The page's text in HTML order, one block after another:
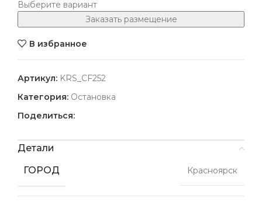
Выберите вариант
Заказать размещение
В избранное
Артикул: KRS_CF252
Категория: Остановка
Поделиться:
Детали
ГОРОД
Красноярск